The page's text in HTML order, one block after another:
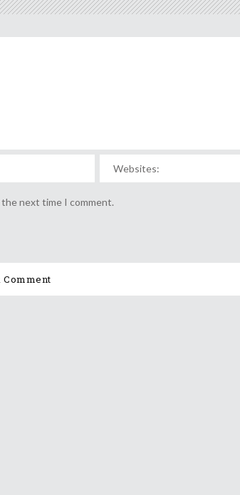
the next time I comment.